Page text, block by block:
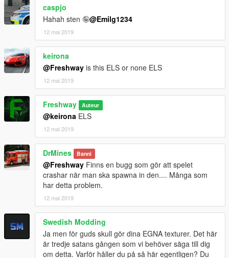
caspjo
Hahah sten 🤪@Emilg1234
12 mai 2019
keirona
@Freshway is this ELS or none ELS
12 mai 2019
Freshway Auteur
@keirona ELS
12 mai 2019
DrMines Banni
@Freshway Finns en bugg som gör att spelet
crashar när man ska spawna in den.... Många som
har detta problem.
12 mai 2019
Swedish Modding
Ja men för guds skull gör dina EGNA texturer. Det här
är tredje satans gången som vi behöver säga till dig
om detta. Varför håller du på så här egentligen? Du